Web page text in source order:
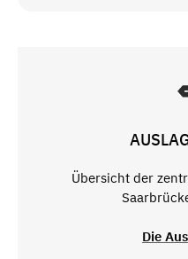
Übersicht der
Die